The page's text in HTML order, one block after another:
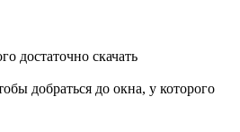
достаточно скачать
добраться до окна, у которого